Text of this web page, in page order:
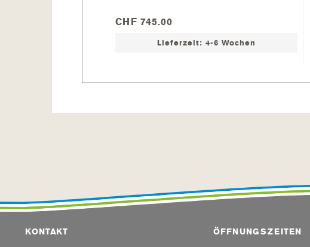
CHF 745.00
Lieferzeit: 4-6 Wochen
KONTAKT
ÖFFNUNGSZEITEN